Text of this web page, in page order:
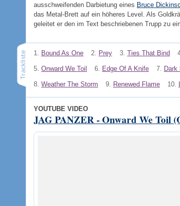
ausschweifenden Darbietung eines Bruce
das Metal-Brett auf ein höheres Level. Als
geleitet er den im Text beschriebenen Trupp zu
1. Bound As One 2. Prey 3. Ties That Bind
5. Onward We Toil 6. Edge Of A Knife 7. Dark
8. Weather The Storm 9. Renewed Flame 10.
YOUTUBE VIDEO
JAG PANZER - Onward We Toil